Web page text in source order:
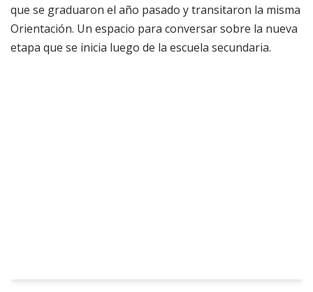
que se graduaron el año pasado y transitaron la misma
Orientación. Un espacio para conversar sobre la nueva
etapa que se inicia luego de la escuela secundaria.